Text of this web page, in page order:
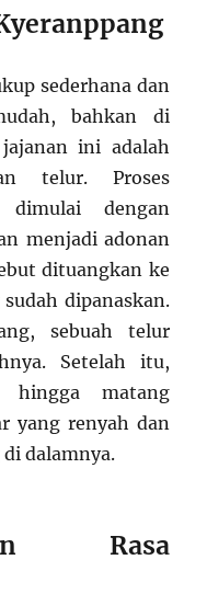
sederhana dan
bahkan di
ini adalah
telur. Proses
dimulai dengan
menjadi adonan
dituangkan ke
dipanaskan.
sebuah telur
Setelah itu,
hingga matang
yang renyah dan
dalamnya.
Rasa